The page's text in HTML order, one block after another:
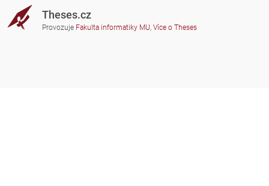
Theses.cz
Provozuje Fakulta informatiky MU, Více o Theses